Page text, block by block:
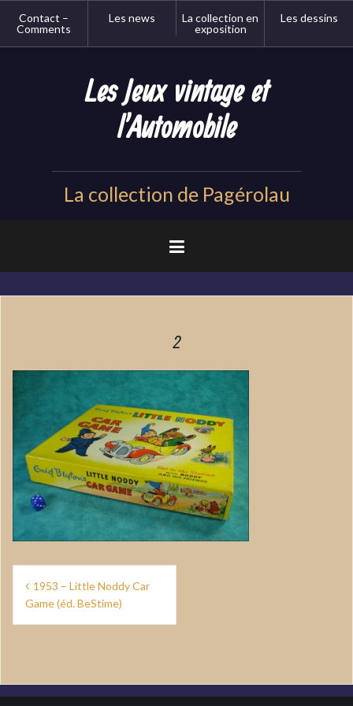
Contact –
Comments
Les news
La collection en
exposition
Les dessins
Les Jeux vintage et
l'Automobile
La collection de Pagérolau
2
Navigation
de
l’article
1953 – Little Noddy Car
Game (éd. BeStime)